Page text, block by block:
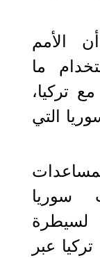
الأمم
ما
مع تركيا،
التي
سوريا
لسيطرة
عبر